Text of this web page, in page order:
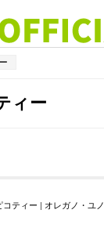
ィー
コティー | オレガノ・ユノ